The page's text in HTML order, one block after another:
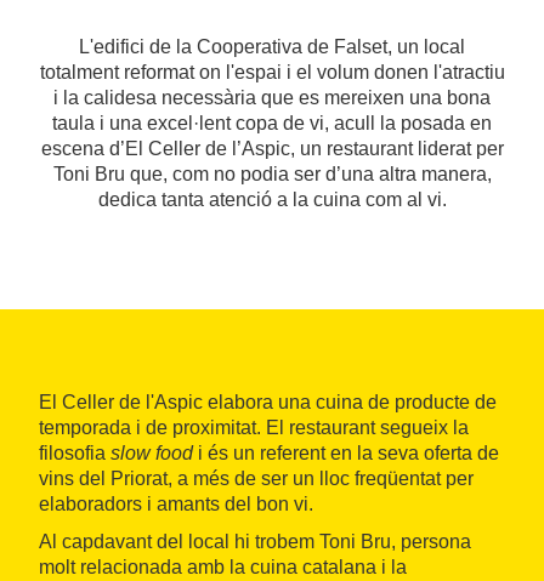
L'edifici de la Cooperativa de Falset, un local
totalment reformat on l'espai i el volum donen l'atractiu
i la calidesa necessària que es mereixen una bona
taula i una excel·lent copa de vi, acull la posada en
escena d’El Celler de l’Aspic, un restaurant liderat per
Toni Bru que, com no podia ser d’una altra manera,
dedica tanta atenció a la cuina com al vi.
El Celler de l'Aspic elabora una cuina de producte de
temporada i de proximitat. El restaurant segueix la
filosofia slow foodi és un referent en la seva oferta de
vins del Priorat, a més de ser un lloc freqüentat per
elaboradors i amants del bon vi.
Al capdavant del local hi trobem Toni Bru, persona
molt relacionada amb la cuina catalana i la